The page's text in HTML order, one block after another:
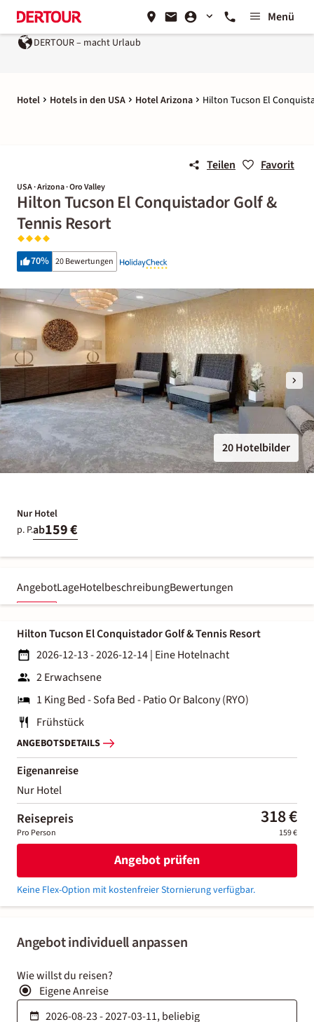
Menü
DERTOUR – macht Urlaub
Hotel Hotels in den USA Hotel Arizona Hilton Tucson El
Teilen Favorit
USA · Arizona · Oro Valley
Hilton Tucson El Conquistador Golf &
Tennis Resort
70% 20 Bewertungen
20 Hotelbilder
Nur Hotel
p. P.ab159 €
AngebotLageHotelbeschreibungBewertungen
Angebot individuell anpassen
Wie willst du reisen?
Eigene Anreise
Hilton Tucson El Conquistador Golf & Tennis Resort
2026-12-13 - 2026-12-14| Eine Hotelnacht
2 Erwachsene
1 King Bed - Sofa Bed - Patio Or Balcony (RYO)
Frühstück
ANGEBOTSDETAILS
Eigenanreise
Nur Hotel
Reisepreis 318 €
Pro Person 159 €
Angebot prüfen
Keine Flex-Option mit kostenfreier Stornierung verfügbar.